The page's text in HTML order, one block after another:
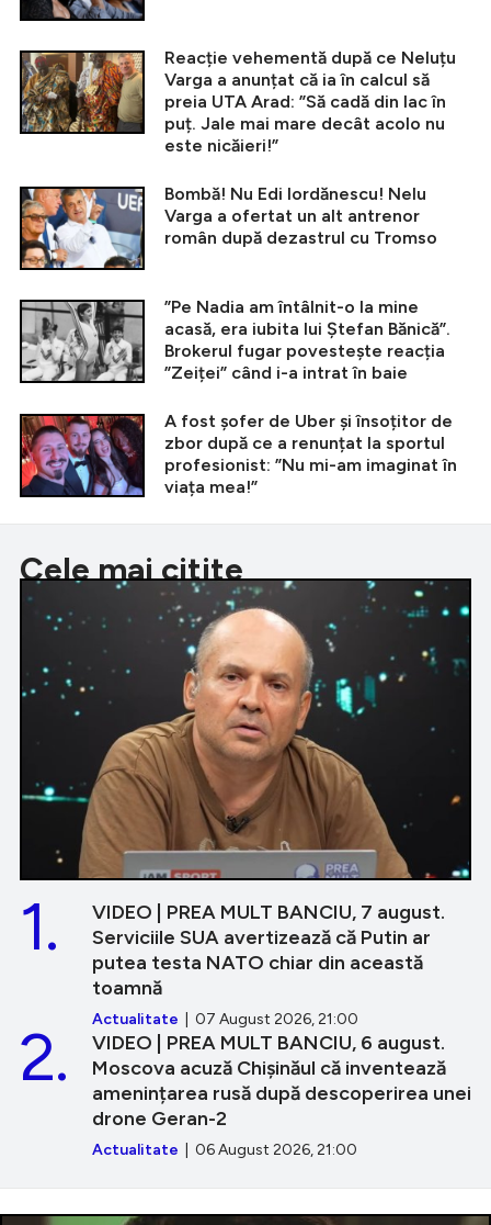
Reacție vehementă după ce Neluțu
Varga a anunțat că ia în calcul să
preia UTA Arad: ”Să cadă din lac în
puț. Jale mai mare decât acolo nu
este nicăieri!”
Bombă! Nu Edi Iordănescu! Nelu
Varga a ofertat un alt antrenor
român după dezastrul cu Tromso
”Pe Nadia am întâlnit-o la mine
acasă, era iubita lui Ștefan Bănică”.
Brokerul fugar povestește reacția
”Zeiței” când i-a intrat în baie
A fost șofer de Uber și însoțitor de
zbor după ce a renunțat la sportul
profesionist: ”Nu mi-am imaginat în
viața mea!”
Cele mai citite
VIDEO | PREA MULT BANCIU, 7 august.
Serviciile SUA avertizează că Putin ar
putea testa NATO chiar din această
toamnă
Actualitate | 07 August 2026, 21:00
1.
VIDEO | PREA MULT BANCIU, 6 august.
Moscova acuză Chișinăul că inventează
amenințarea rusă după descoperirea unei
drone Geran-2
Actualitate | 06 August 2026, 21:00
2.